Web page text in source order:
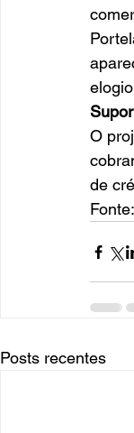
O
de
Posts recentes